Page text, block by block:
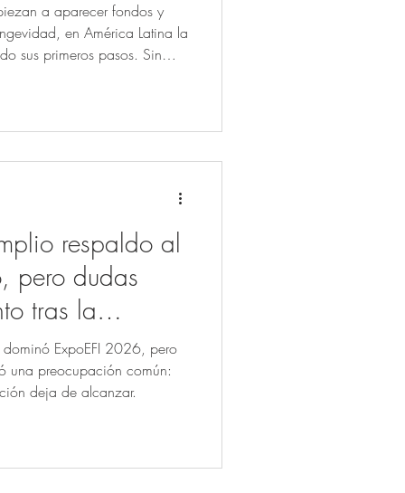
a aparecer fondos y
en América Latina la
sus primeros pasos. Sin
respaldo al
pero dudas
tras la
ExpoEFI 2026, pero
una preocupación común:
deja de alcanzar.